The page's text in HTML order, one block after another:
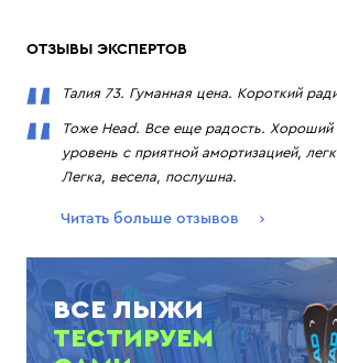
ОТЗЫВЫ ЭКСПЕРТОВ
Талия 73. Гуманная цена. Короткий
Тоже Head. Все еще радость. Хороший
уровень с приятной амортизацией,
Легка, весела, послушна.
Читать больше отзывов
ВСЕ ЛЫЖИ
ТЕСТИРУЕМ